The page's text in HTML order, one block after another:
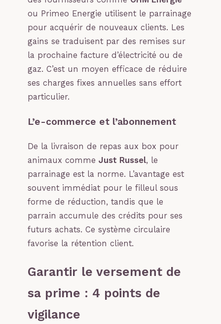
ou Primeo Energie utilisent le parrainage
pour acquérir de nouveaux clients. Les
gains se traduisent par des remises sur
la prochaine facture d’électricité ou de
gaz. C’est un moyen efficace de réduire
ses charges fixes annuelles sans effort
particulier.
L’e-commerce et l’abonnement
De la livraison de repas aux box pour
animaux comme Just Russel, le
parrainage est la norme. L’avantage est
souvent immédiat pour le filleul sous
forme de réduction, tandis que le
parrain accumule des crédits pour ses
futurs achats. Ce système circulaire
favorise la rétention client.
Garantir le versement de
sa prime : 4 points de
vigilance